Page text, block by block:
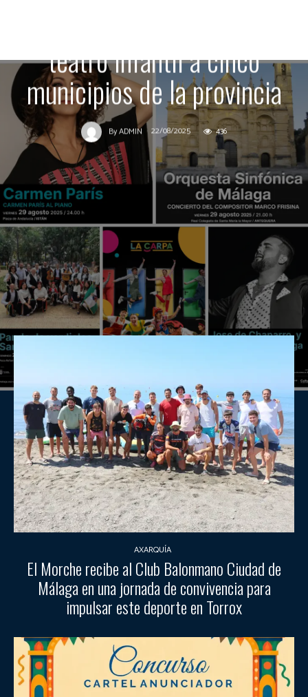
teatro infantil a cinco
municipios de la provincia
ByADMIN 22/08/2025 436
AXARQUÍA
El Morche recibe al Club Balonmano Ciudad de
Málaga en una jornada de convivencia para
impulsar este deporte en Torrox